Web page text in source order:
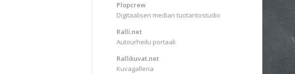
Plopcrew
Digitaalisen median tuotantostudio
Ralli.net
Autourheilu portaali
Rallikuvat.net
Kuvagalleria